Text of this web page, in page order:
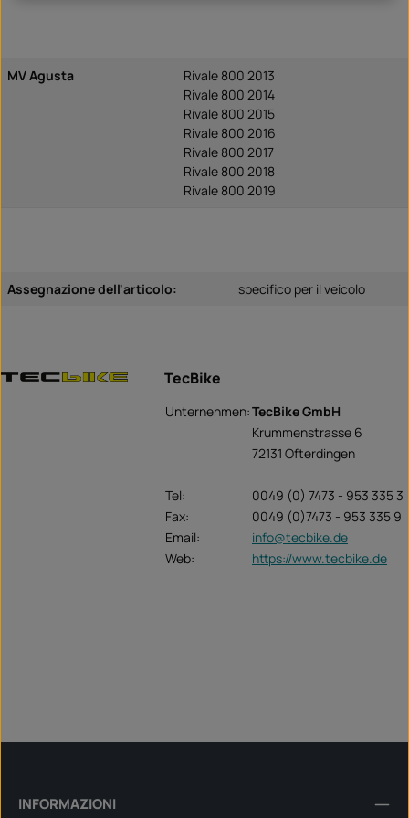
MV Agusta
Rivale 800 2013
Rivale 800 2014
Rivale 800 2015
Rivale 800 2016
Rivale 800 2017
Rivale 800 2018
Rivale 800 2019
Assegnazione dell'articolo: specifico per il veicolo
TecBike
Unternehmen:TecBike GmbH
Krummenstrasse 6
72131 Ofterdingen
Tel:
0049 (0) 7473 - 953 335 3
Fax:
0049 (0)7473 - 953 335 9
Email:
info@tecbike.de
Web:
https://www.tecbike.de
INFORMAZIONI